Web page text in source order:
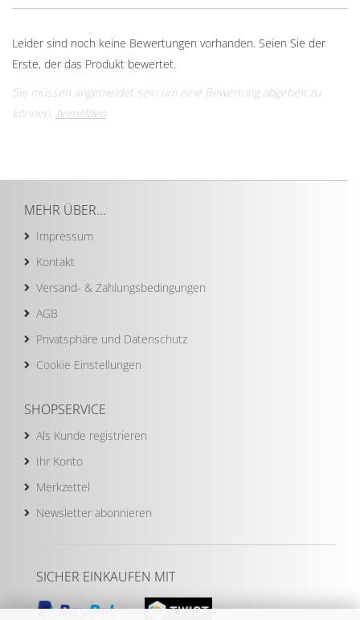
Leider sind noch keine Bewertungen vorhanden. Seien Sie der
Erste, der das Produkt bewertet.
Sie müssen angemeldet sein um eine Bewertung abgeben zu
können. Anmelden
MEHR ÜBER...
Impressum
Kontakt
Versand- & Zahlungsbedingungen
AGB
Privatsphäre und Datenschutz
Cookie Einstellungen
SHOPSERVICE
Als Kunde registrieren
Ihr Konto
Merkzettel
Newsletter abonnieren
SICHER EINKAUFEN MIT